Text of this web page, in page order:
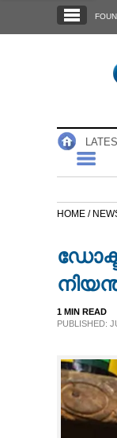
NOTIFIED NEWS
NEWS 360
CASE DIARY
HOME /
1 MIN READ
PUBLISHED: